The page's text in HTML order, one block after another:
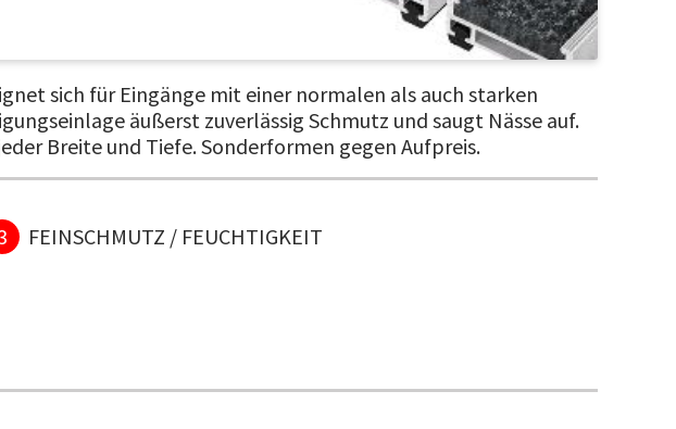
sich für Eingänge mit einer normalen als auch starken
äußerst zuverlässig Schmutz und saugt Nässe auf.
Breite und Tiefe. Sonderformen gegen Aufpreis.
FEINSCHMUTZ / FEUCHTIGKEIT